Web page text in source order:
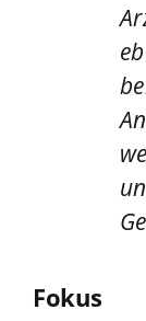
Fokus